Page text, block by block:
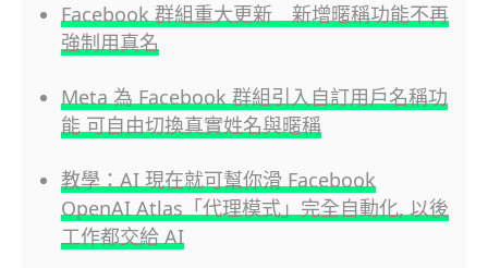
Facebook 群組重大更新 新增暱稱功能不再
強制用真名
Meta 為 Facebook 群組引入自訂用戶名稱功
能 可自由切換真實姓名與暱稱
教學：AI 現在就可幫你滑 Facebook
OpenAI Atlas「代理模式」完全自動化, 以後
工作都交給 AI